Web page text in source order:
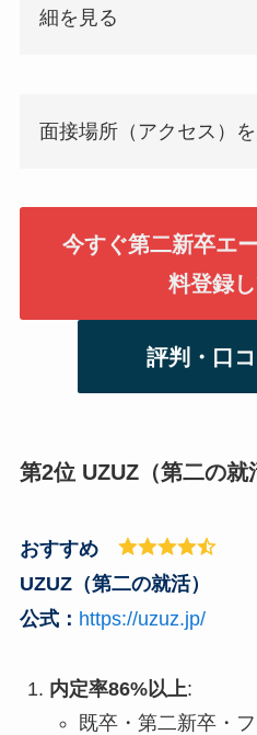
細を見る
面接場所（アクセス）
今すぐ第二新卒エ
料登録
評判・口
第2位 UZUZ（第二の就
おすすめ
UZUZ（第二の就活）
公式： https://uzuz.jp/
内定率86%以上:
既卒・第二新卒・